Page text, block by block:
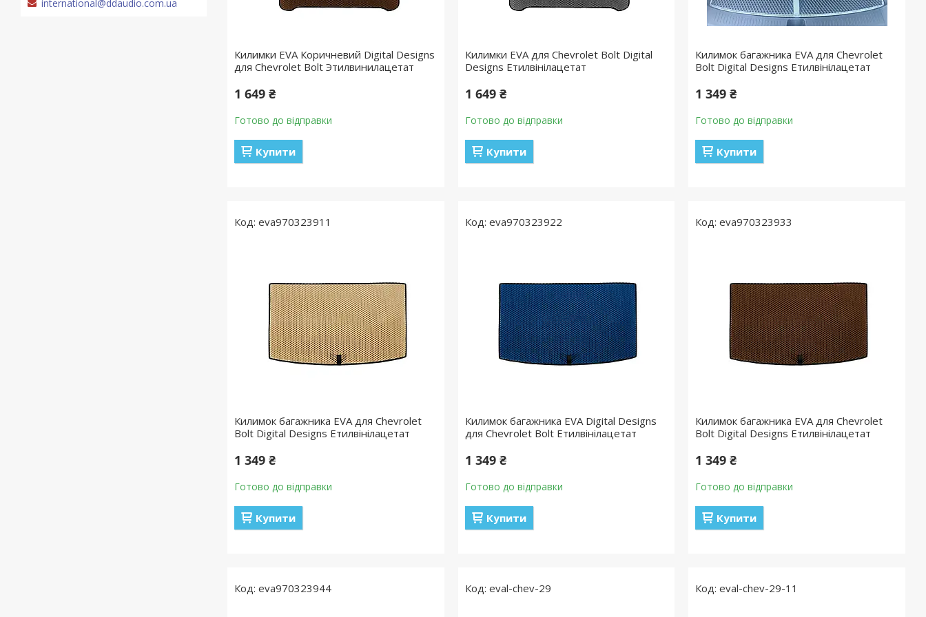
Килимки EVA Коричневий Digital Designs
для Chevrolet Bolt Этилвинилацетат
1 649 ₴
Готово до відправки
Купити
Килимки EVA для Chevrolet Bolt Digital
Designs Етилвінілацетат
1 649 ₴
Готово до відправки
Купити
Килимок багажника EVA для Chevrolet
Bolt Digital Designs Етилвінілацетат
1 349 ₴
Готово до відправки
Купити
eva970323911
Килимок багажника EVA для Chevrolet
Bolt Digital Designs Етилвінілацетат
1 349 ₴
Готово до відправки
Купити
eva970323922
Килимок багажника EVA Digital Designs
для Chevrolet Bolt Етилвінілацетат
1 349 ₴
Готово до відправки
Купити
eva970323933
Килимок багажника EVA для Chevrolet
Bolt Digital Designs Етилвінілацетат
1 349 ₴
Готово до відправки
Купити
eva970323944 eval-chev-29 eval-chev-29-11
international@ddaudio.com.ua